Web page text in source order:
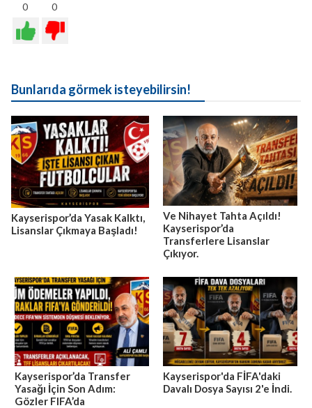
0 0
Bunlarıda görmek isteyebilirsin!
Kayserispor’da Yasak Kalktı,
Lisanslar Çıkmaya Başladı!
Ve Nihayet Tahta Açıldı!
Kayserispor’da
Transferlere Lisanslar
Çıkıyor.
Kayserispor’da Transfer
Yasağı İçin Son Adım:
Gözler FIFA’da
Kayserispor'da FİFA'daki
Davalı Dosya Sayısı 2'e İndi.